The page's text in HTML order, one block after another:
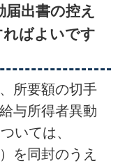
出書の控え
ばよいです
所要額の切手
与所得者異動
いては、
を同封のうえ